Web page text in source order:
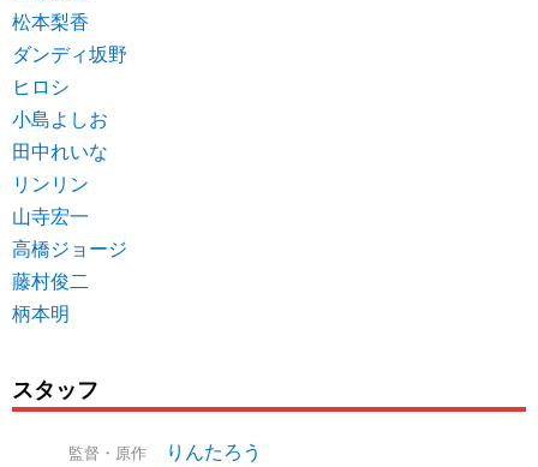
松本梨香
ダンディ坂野
ヒロシ
小島よしお
田中れいな
リンリン
山寺宏一
高橋ジョージ
藤村俊二
柄本明
スタッフ
監督・原作 りんたろう